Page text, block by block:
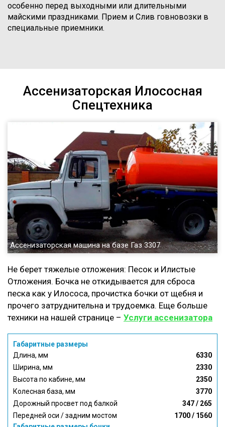
особенно перед выходными или длительными
майскими праздниками. Прием и Слив говновозки в
специальные приемники.
Ассенизаторская Илососная
Спецтехника
Ассенизаторская машина на базе Газ 3307
Не берет тяжелые отложения: Песок и Илистые
Отложения. Бочка не откидывается для сброса
песка как у Илососа, прочистка бочки от щебня и
прочего затруднительна и трудоемка. Еще больше
техники на нашей странице – Услуги ассенизатора
Габаритные размеры
Длина, мм
6330
Ширина, мм
2330
Высота по кабине, мм
2350
Колесная база, мм
3770
Дорожный просвет под балкой
347 / 265
Передней оси / задним мостом
1700 / 1560